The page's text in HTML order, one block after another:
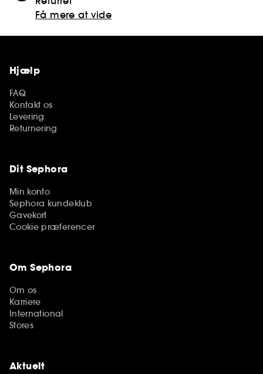
Få mere at vide
Hjælp
FAQ
Kontakt os
Levering
Returnering
Dit Sephora
Min konto
Sephora kundeklub
Gavekort
Cookie præferencer
Om Sephora
Om os
Karriere
International
Stores
Aktuelt